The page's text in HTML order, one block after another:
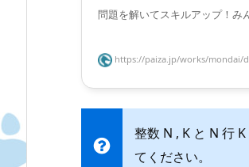
問題を解いてスキルアップ！み
https://paiza.jp/works/mondai/
整数 N , K と N 行
てください。